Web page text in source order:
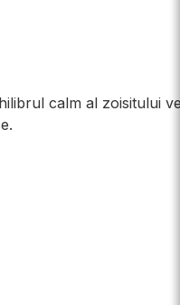
calm al zoisitului